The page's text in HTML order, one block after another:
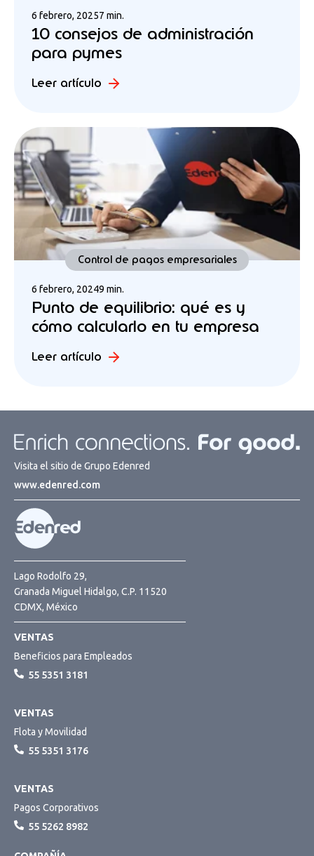
6 febrero, 20257 min.
10 consejos de administración
para pymes
Leer artículo
Control de pagos empresariales
6 febrero, 20249 min.
Punto de equilibrio: qué es y
cómo calcularlo en tu empresa
Leer artículo
Visita el sitio de Grupo Edenred
www.edenred.com
Lago Rodolfo 29,
Granada Miguel Hidalgo, C.P. 11520
CDMX, México
VENTAS
Beneficios para Empleados
55 5351 3181
VENTAS
Flota y Movilidad
55 5351 3176
VENTAS
Pagos Corporativos
55 5262 8982